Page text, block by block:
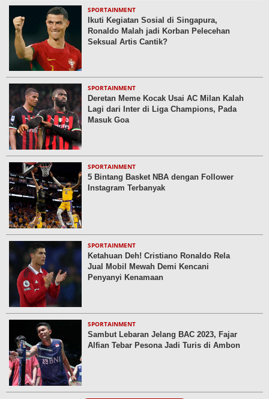
SPORTAINMENT
Ikuti Kegiatan Sosial di Singapura,
Ronaldo Malah jadi Korban Pelecehan
Seksual Artis Cantik?
SPORTAINMENT
Deretan Meme Kocak Usai AC Milan Kalah
Lagi dari Inter di Liga Champions, Pada
Masuk Goa
SPORTAINMENT
5 Bintang Basket NBA dengan Follower
Instagram Terbanyak
SPORTAINMENT
Ketahuan Deh! Cristiano Ronaldo Rela
Jual Mobil Mewah Demi Kencani
Penyanyi Kenamaan
SPORTAINMENT
Sambut Lebaran Jelang BAC 2023, Fajar
Alfian Tebar Pesona Jadi Turis di Ambon